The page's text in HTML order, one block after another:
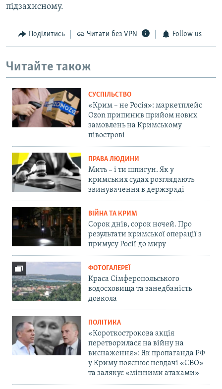
підзахисному.
Поділитись Читати без VPN Follow us
Читайте також
СУСПІЛЬСТВО
«Крим – не Росія»: маркетплейс
Ozon припинив прийом нових
замовлень на Кримському
півострові
ПРАВА ЛЮДИНИ
Мить – і ти шпигун. Як у
кримських судах розглядають
звинувачення в держзраді
ВІЙНА ТА КРИМ
Сорок днів, сорок ночей. Про
результати кримської операції з
примусу Росії до миру
ФОТОГАЛЕРЕЇ
Краса Сімферопольського
водосховища та занедбаність
довкола
ПОЛІТИКА
«Короткострокова акція
перетворилася на війну на
виснаження»: Як пропаганда РФ
у Криму пояснює невдачі «СВО»
та залякує «мінними атаками»